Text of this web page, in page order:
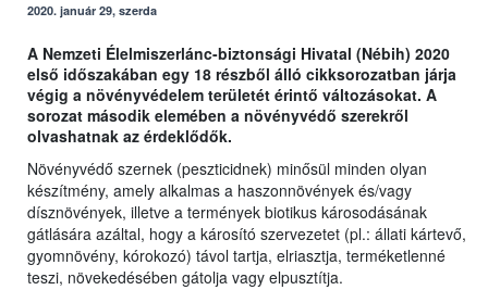
2020. január 29, szerda
A Nemzeti Élelmiszerlánc-biztonsági Hivatal (Nébih) 2020
első időszakában egy 18 részből álló cikksorozatban járja
végig a növényvédelem területét érintő változásokat. A
sorozat második elemében a növényvédő szerekről
olvashatnak az érdeklődők.
Növényvédő szernek (peszticidnek) minősül minden olyan
készítmény, amely alkalmas a haszonnövények és/vagy
dísznövények, illetve a termények biotikus károsodásának
gátlására azáltal, hogy a károsító szervezetet (pl.: állati kártevő,
gyomnövény, kórokozó) távol tartja, elriasztja, terméketlenné
teszi, növekedésében gátolja vagy elpusztítja.